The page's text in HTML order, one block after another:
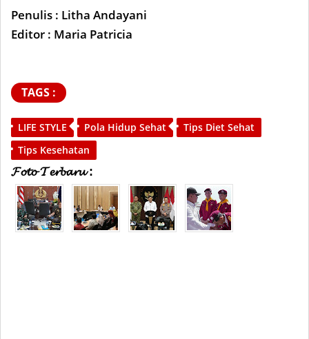
Penulis : Litha Andayani
Editor : Maria Patricia
TAGS :
LIFE STYLE Pola Hidup Sehat
Tips Diet Sehat
Tips Kesehatan
𝓕𝓸𝓽𝓸 𝓣𝓮𝓻𝓫𝓪𝓻𝓾 :